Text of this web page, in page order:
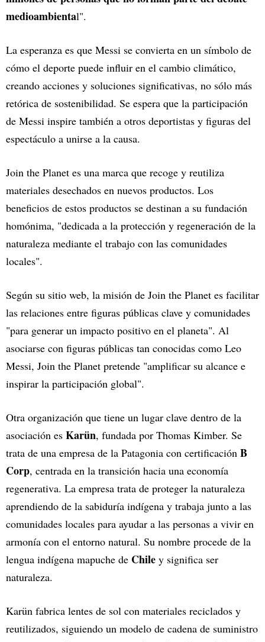
medioambiental".
La esperanza es que Messi se convierta en un símbolo de
cómo el deporte puede influir en el cambio climático,
creando acciones y soluciones significativas, no sólo más
retórica de sostenibilidad. Se espera que la participación
de Messi inspire también a otros deportistas y figuras del
espectáculo a unirse a la causa.
Join the Planet es una marca que recoge y reutiliza
materiales desechados en nuevos productos. Los
beneficios de estos productos se destinan a su fundación
homónima, "dedicada a la protección y regeneración de la
naturaleza mediante el trabajo con las comunidades
locales".
Según su sitio web, la misión de Join the Planet es facilitar
las relaciones entre figuras públicas clave y comunidades
"para generar un impacto positivo en el planeta". Al
asociarse con figuras públicas tan conocidas como Leo
Messi, Join the Planet pretende "amplificar su alcance e
inspirar la participación global".
Otra organización que tiene un lugar clave dentro de la
asociación es Karün, fundada por Thomas Kimber. Se
trata de una empresa de la Patagonia con certificación B
Corp, centrada en la transición hacia una economía
regenerativa. La empresa trata de proteger la naturaleza
aprendiendo de la sabiduría indígena y trabaja junto a las
comunidades locales para ayudar a las personas a vivir en
armonía con el entorno natural. Su nombre procede de la
lengua indígena mapuche de Chile y significa ser
naturaleza.
Karün fabrica lentes de sol con materiales reciclados y
reutilizados, siguiendo un modelo de cadena de suministro